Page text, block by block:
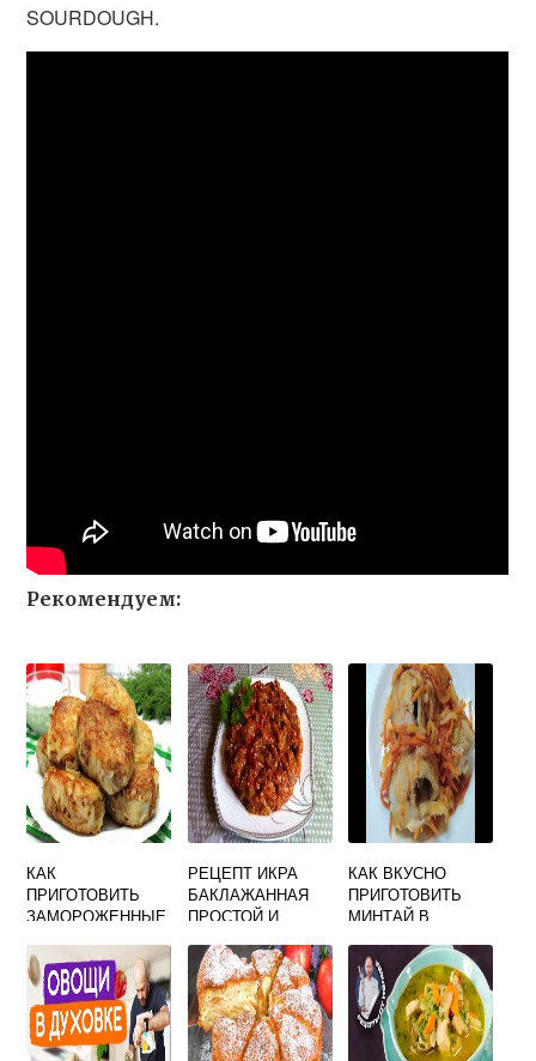
SOURDOUGH.
Рекомендуем:
КАК
ПРИГОТОВИТЬ
ЗАМОРОЖЕННЫЕ
БЫСТРО И
ВКУСНО НА
СКОВОРОДЕ
РЕЦЕПТ ИКРА
БАКЛАЖАННАЯ
ПРОСТОЙ И
СКОВОРОДЕ
КАК ВКУСНО
ПРИГОТОВИТЬ
МИНТАЙ В
ЛУКОМ И
МОРКОВЬЮ